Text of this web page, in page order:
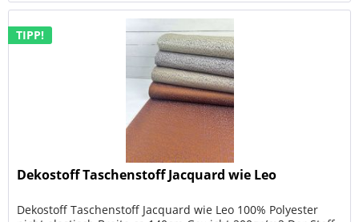
TIPP!
Dekostoff Taschenstoff Jacquard wie Leo
Dekostoff Taschenstoff Jacquard wie Leo 100% Polyester